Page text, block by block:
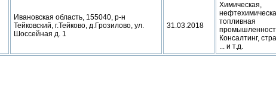
Ивановская область, 155040, р-н
Тейковский, г.Тейково, д.Грозилово, ул.
Шоссейная д. 1
31.03.2018
Химическая,
топливная
Консалтинг,
... и т.д.